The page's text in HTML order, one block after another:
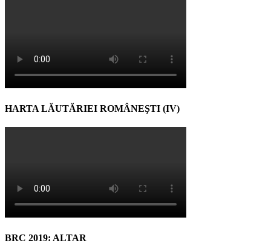
HARTA LĂUTĂRIEI ROMÂNEŞTI (IV)
BRC 2019: ALTAR